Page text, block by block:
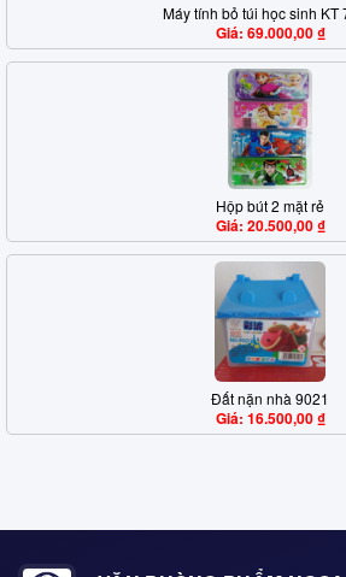
Máy tính bỏ túi học sinh KT
Giá: 69.000,00 ₫
Hộp bút 2 mặt rẻ
Giá: 20.500,00 ₫
Đất nặn nhà 9021
Giá: 16.500,00 ₫